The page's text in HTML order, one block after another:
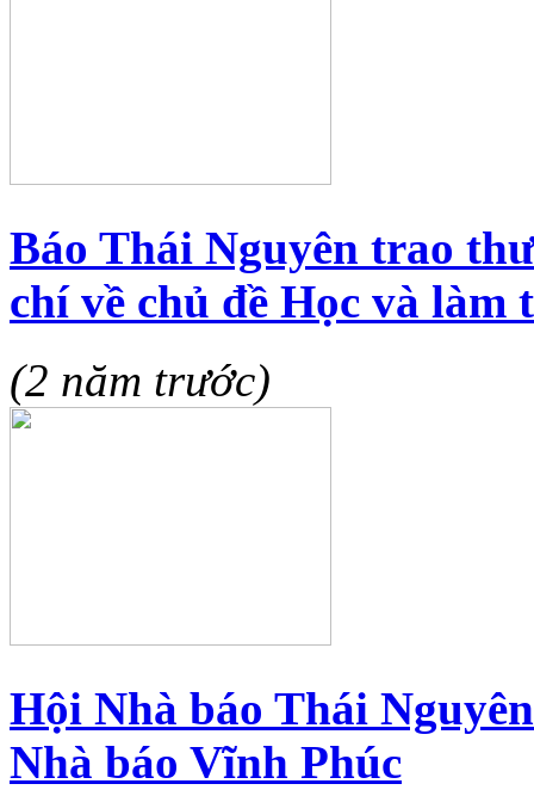
Báo Thái Nguyên trao
chí về chủ đề Học và làm
(2 năm trước)
Hội Nhà báo Thái
Nhà báo Vĩnh Phúc